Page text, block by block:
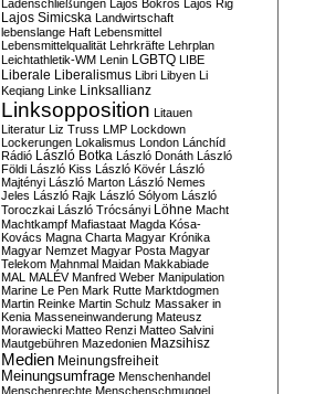
Ladenschließungen Lajos Bokros Lajos Rig
Lajos Simicska Landwirtschaft
lebenslange Haft Lebensmittel
Lebensmittelqualität Lehrkräfte Lehrplan
Leichtathletik-WM Lenin LGBTQ LIBE
Liberale Liberalismus Libri Libyen Li
Keqiang Linke Linksallianz
Linksopposition Litauen
Literatur Liz Truss LMP Lockdown
Lockerungen Lokalismus London Lánchíd
Rádió
László Botka László Donáth László
Földi László Kiss László Kövér László
Majtényi László Marton László Nemes
Jeles László Rajk László Sólyom László
Toroczkai László Trócsányi Löhne Macht
Machtkampf Mafiastaat Magda Kósa-
Kovács Magna Charta Magyar Krónika
Magyar Nemzet Magyar Posta Magyar
Telekom Mahnmal Maidan Makkabiade
MAL MALÉV Manfred Weber Manipulation
Marine Le Pen Mark Rutte Marktdogmen
Martin Reinke Martin Schulz Massaker in
Kenia Masseneinwanderung Mateusz
Morawiecki Matteo Renzi Matteo Salvini
Mautgebühren Mazedonien Mazsihisz
Medien Meinungsfreiheit
Meinungsumfrage Menschenhandel
Menschenrechte Menschenschmuggel